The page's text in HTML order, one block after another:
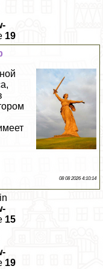
19
08 08 2026 4:10:14
15
19